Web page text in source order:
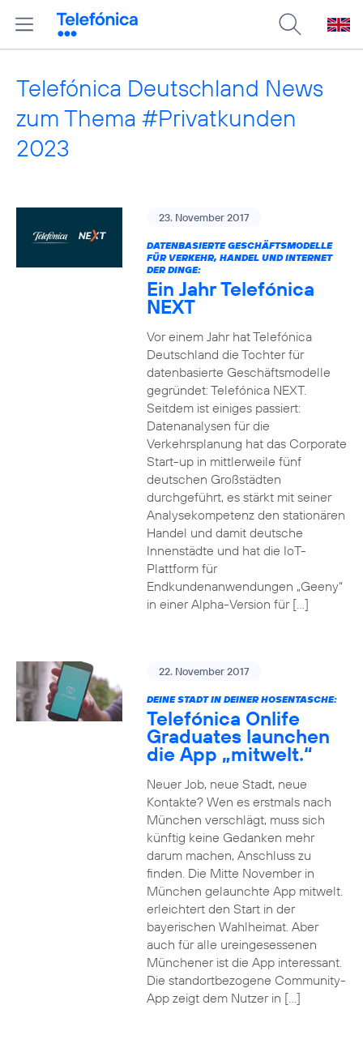
Telefónica Deutschland News
zum Thema #Privatkunden
2023
23. November 2017
DATENBASIERTE GESCHÄFTSMODELLE
FÜR VERKEHR, HANDEL UND INTERNET
DER DINGE:
Ein Jahr Telefónica
NEXT
Vor einem Jahr hat Telefónica
Deutschland die Tochter für
datenbasierte Geschäftsmodelle
gegründet: Telefónica NEXT.
Seitdem ist einiges passiert:
Datenanalysen für die
Verkehrsplanung hat das Corporate
Start-up in mittlerweile fünf
deutschen Großstädten
durchgeführt, es stärkt mit seiner
Analysekompetenz den stationären
Handel und damit deutsche
Innenstädte und hat die IoT-
Plattform für
Endkundenanwendungen „Geeny“
in einer Alpha-Version für […]
22. November 2017
DEINE STADT IN DEINER HOSENTASCHE:
Telefónica Onlife
Graduates launchen
die App „mitwelt.“
Neuer Job, neue Stadt, neue
Kontakte? Wen es erstmals nach
München verschlägt, muss sich
künftig keine Gedanken mehr
darum machen, Anschluss zu
finden. Die Mitte November in
München gelaunchte App mitwelt.
erleichtert den Start in der
bayerischen Wahlheimat. Aber
auch für alle ureingesessenen
Münchener ist die App interessant.
Die standortbezogene Community-
App zeigt dem Nutzer in […]